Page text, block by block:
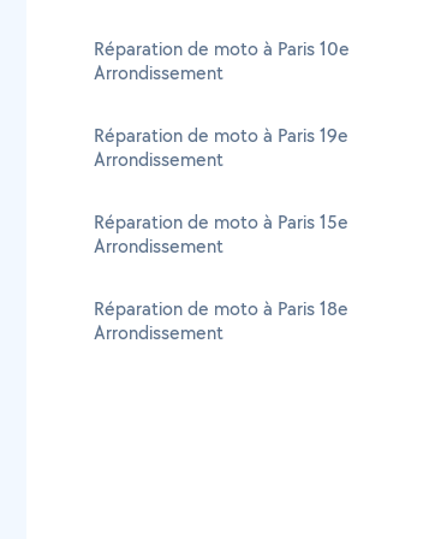
Réparation de moto à Paris 10e
Arrondissement
Réparation de moto à Paris 19e
Arrondissement
Réparation de moto à Paris 15e
Arrondissement
Réparation de moto à Paris 18e
Arrondissement